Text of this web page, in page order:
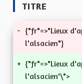
TITRE
- {"fr"=>"Lieux
l'alsacien"}
+ {"fr"=>"Lieux
l'alsacien'\">